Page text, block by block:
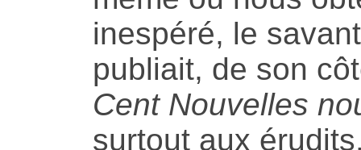
inespéré, le
publiait, de son
Cent Nouvelles
surtout aux